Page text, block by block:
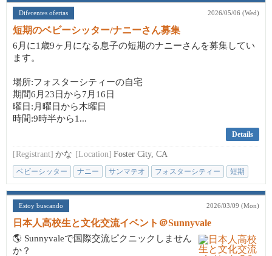
Diferentes ofertas 2026/05/06 (Wed)
短期のベビーシッター/ナニーさん募集
6月に1歳9ヶ月になる息子の短期のナニーさんを募集してい
ます。
場所:フォスターシティーの自宅
期間6月23日から7月16日
曜日:月曜日から木曜日
時間:9時半から1...
Details
[Registrant] かな [Location] Foster City, CA
ベビーシッター ナニー サンマテオ フォスターシティー 短期
Estoy buscando 2026/03/09 (Mon)
日本人高校生と文化交流イベント＠Sunnyvale
🌎 Sunnyvaleで国際交流ピクニックしません
か？